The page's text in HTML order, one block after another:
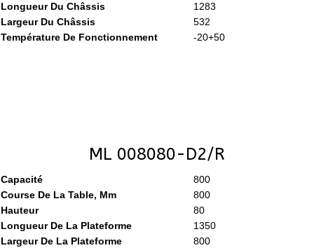
Longueur Du Châssis
1283
Largeur Du Châssis
532
Température De Fonctionnement
-20+50
ML 008080-D2/R
Capacité
800
Course De La Table, Mm
800
Hauteur
80
Longueur De La Plateforme
1350
Largeur De La Plateforme
800